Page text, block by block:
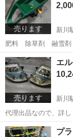
売ります 新川
肥料 除草剤 融雪剤
北海道 札幌市
売ります
エ
新川
代理出品なので、詳
北海道 札幌市
プ